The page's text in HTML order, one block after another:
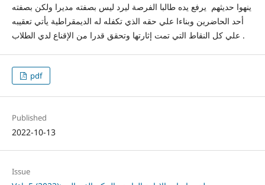
ينهوا حديثهم يرفع يده طالبا الفرصة ليرد ليس بصفته مديرا ولكن بصفته
أحد الحاضرين وبناءا علي حقه الذي تكفله له الديمقراطية يأتي تعقيبه
علي كل النقاط التي تمت إثارتها وتحقق قدرا من الإقناع لدي الطلاب .
pdf
Published
2022-10-13
Issue